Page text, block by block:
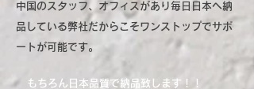
中国のスタッフ、オフィスがあり毎日日本へ納
品している弊社だからこそワンストップでサポ
ートが可能です。
もちろん日本品質で納品致します！！